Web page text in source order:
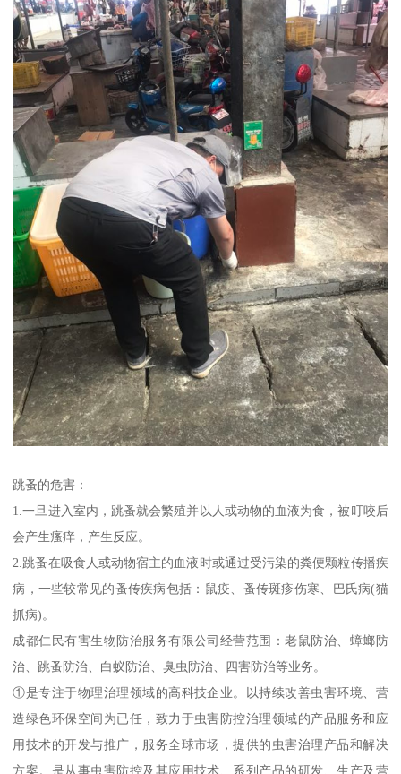
跳蚤的危害：
1.一旦进入室内，跳蚤就会繁殖并以人或动物的血液为食，被叮咬后
会产生瘙痒，产生反应。
2.跳蚤在吸食人或动物宿主的血液时或通过受污染的粪便颗粒传播疾
病，一些较常见的蚤传疾病包括：鼠疫、蚤传斑疹伤寒、巴氏病(猫
抓病)。
成都仁民有害生物防治服务有限公司经营范围：老鼠防治、蟑螂防
治、跳蚤防治、白蚁防治、臭虫防治、四害防治等业务。
①是专注于物理治理领域的高科技企业。以持续改善虫害环境、营
造绿色环保空间为已任，致力于虫害防控治理领域的产品服务和应
用技术的开发与推广，服务全球市场，提供的虫害治理产品和解决
方案。是从事虫害防控及其应用技术、系列产品的研发、生产及营